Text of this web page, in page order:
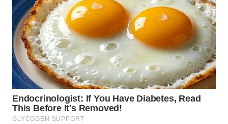
WN
CIANJUR
WN
KEPULAUAN
SERIBU
WN
TANGERANG